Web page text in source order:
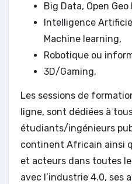
Big Data, Open Geo
Intelligence
Machine learning,
Robotique ou
3D/Gaming,
Les sessions de
ligne, sont dédiées à
étudiants/ingénieurs
continent Africain ainsi
et acteurs dans toutes
avec l’industrie 4.0, ses